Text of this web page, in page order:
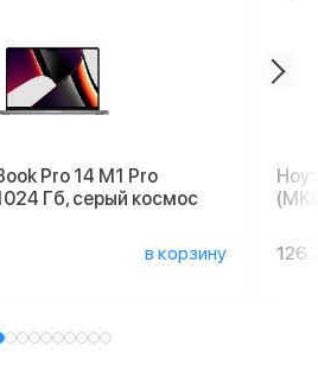
Pro 14 M1 Pro
Гб, серый космос
в корзину 126